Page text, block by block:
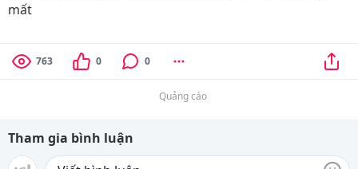
mất
763 0 0
Quảng cáo
Tham gia bình luận